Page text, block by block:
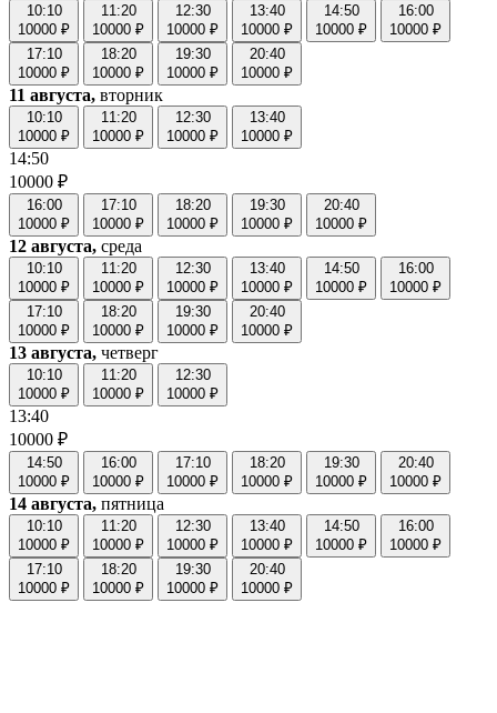
10:10
10000 ₽
11:20
10000 ₽
12:30
10000 ₽
13:40
10000 ₽
14:50
10000 ₽
16:00
10000 ₽
17:10
10000 ₽
18:20
10000 ₽
19:30
10000 ₽
20:40
10000 ₽
11 августа, вторник
10:10
10000 ₽
11:20
10000 ₽
12:30
10000 ₽
13:40
10000 ₽
14:50
10000 ₽
16:00
10000 ₽
17:10
10000 ₽
18:20
10000 ₽
19:30
10000 ₽
20:40
10000 ₽
12 августа, среда
10:10
10000 ₽
11:20
10000 ₽
12:30
10000 ₽
13:40
10000 ₽
14:50
10000 ₽
16:00
10000 ₽
17:10
10000 ₽
18:20
10000 ₽
19:30
10000 ₽
20:40
10000 ₽
13 августа, четверг
10:10
10000 ₽
11:20
10000 ₽
12:30
10000 ₽
13:40
10000 ₽
14:50
10000 ₽
16:00
10000 ₽
17:10
10000 ₽
18:20
10000 ₽
19:30
10000 ₽
20:40
10000 ₽
14 августа, пятница
10:10
10000 ₽
11:20
10000 ₽
12:30
10000 ₽
13:40
10000 ₽
14:50
10000 ₽
16:00
10000 ₽
17:10
10000 ₽
18:20
10000 ₽
19:30
10000 ₽
20:40
10000 ₽